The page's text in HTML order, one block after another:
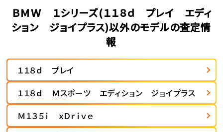
ＢＭＷ １シリーズ(１１８ｄ プレイ エディ
ション ジョイプラス)以外のモデルの査定情
報
１１８ｄ プレイ
１１８ｄ Ｍスポーツ エディション ジョイプラス
Ｍ１３５ｉ ｘＤｒｉｖｅ